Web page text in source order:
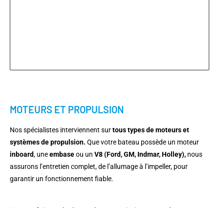
MOTEURS ET PROPULSION
Nos spécialistes interviennent surtous types de moteurs et
systèmes de propulsion. Que votre bateau possède un moteur
inboard, uneembaseou un V8 (Ford, GM, Indmar, Holley), nous
assurons l’entretien complet, de l’allumage à l’impeller, pour
garantir un fonctionnement fiable.